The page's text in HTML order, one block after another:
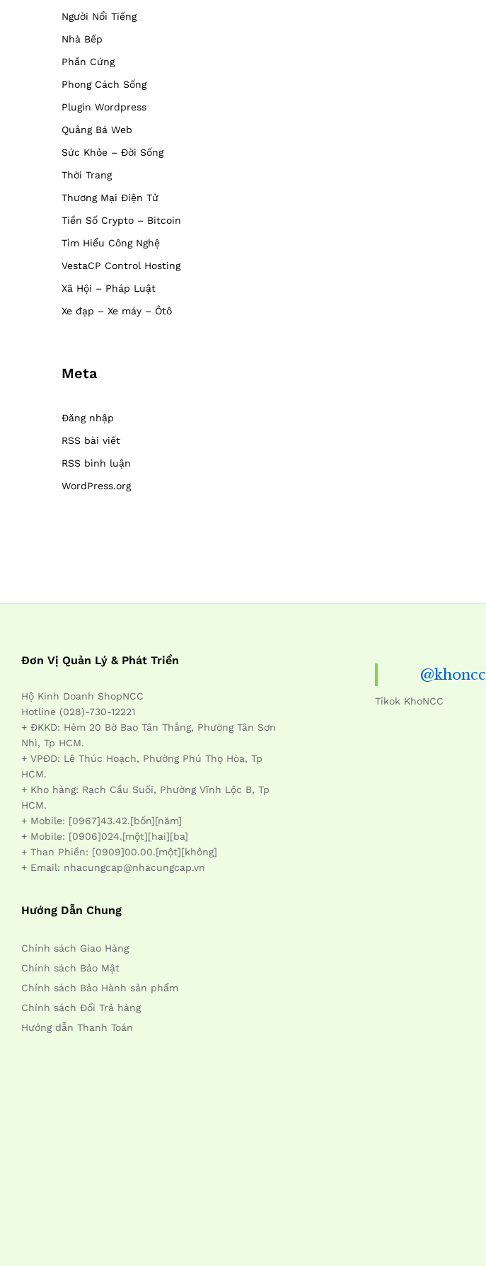
Người Nổi Tiếng
Nhà Bếp
Phần Cứng
Phong Cách Sống
Plugin Wordpress
Quảng Bá Web
Sức Khỏe – Đời Sống
Thời Trang
Thương Mại Điện Tử
Tiền Số Crypto – Bitcoin
Tìm Hiểu Công Nghệ
VestaCP Control Hosting
Xã Hội – Pháp Luật
Xe đạp – Xe máy – Ôtô
Meta
Đăng nhập
RSS bài viết
RSS bình luận
WordPress.org
Đơn Vị Quản Lý & Phát Triển
Hộ Kinh Doanh ShopNCC
Hotline (028)-730-12221
+ ĐKKD: Hẻm 20 Bờ Bao Tân Thắng, Phường Tân Sơn
Nhì, Tp HCM.
+ VPĐD: Lê Thúc Hoạch, Phường Phú Thọ Hòa, Tp
HCM.
+ Kho hàng: Rạch Cầu Suối, Phường Vĩnh Lộc B, Tp
HCM.
+ Mobile: [0967]43.42.[bốn][năm]
+ Mobile: [0906]024.[một][hai][ba]
+ Than Phiền: [0909]00.00.[một][không]
+ Email: nhacungcap@nhacungcap.vn
Hướng Dẫn Chung
Chính sách Giao Hàng
Chính sách Bảo Mật
Chính sách Bảo Hành sản phẩm
Chính sách Đổi Trả hàng
Hướng dẫn Thanh Toán
@khoncc
Tikok KhoNCC